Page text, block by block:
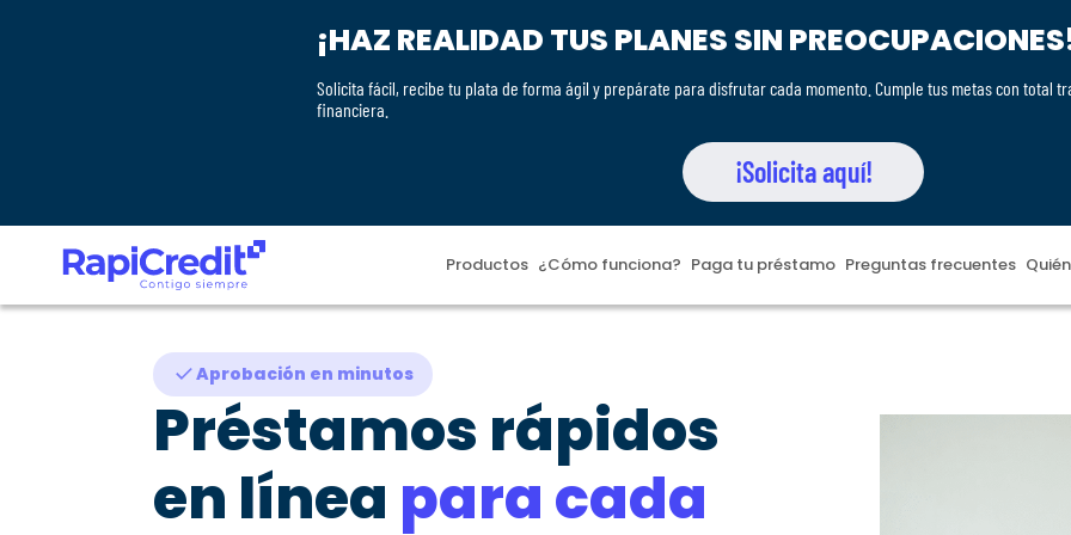
¡HAZ REALIDAD TUS PLANES SIN
Solicita fácil, recibe tu plata de forma ágil y prepárate para disfrutar cada momento. Cumple tus metas con total
financiera.
¡Solicita aquí!
Productos ¿Cómo funciona? Paga tu préstamo Preguntas frecuentes
Aprobación en minutos
Préstamos rápidos
en línea para cada